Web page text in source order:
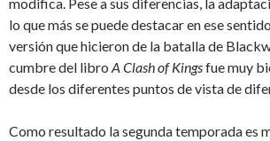
lo que más se puede destacar en ese
versión que hicieron de la batalla de
cumbre del libro A Clash of Kingsfue muy
desde los diferentes puntos de vista de
Como resultado la segunda temporada es